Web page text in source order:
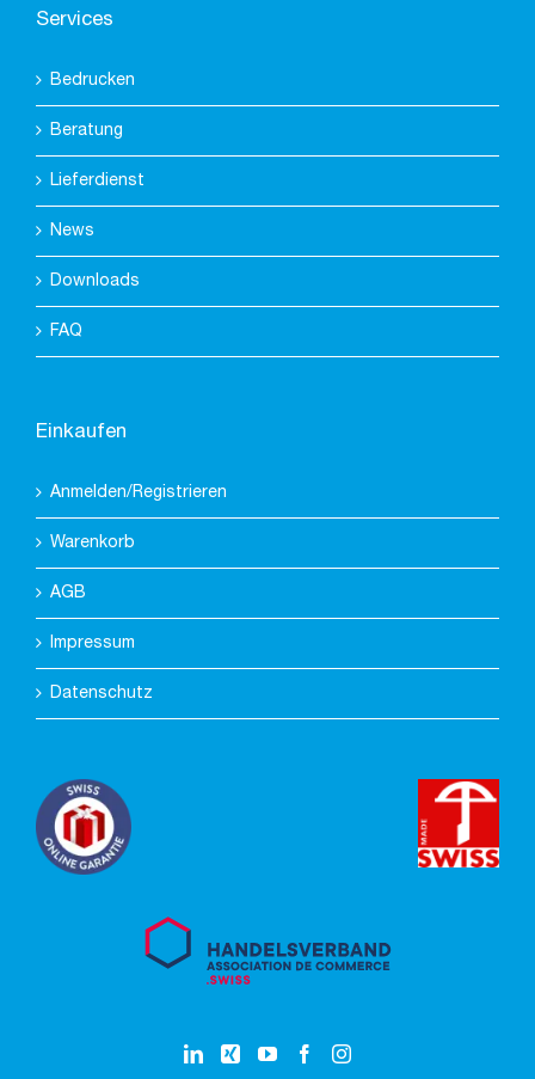
Services
Bedrucken
Beratung
Lieferdienst
News
Downloads
FAQ
Einkaufen
Anmelden/Registrieren
Warenkorb
AGB
Impressum
Datenschutz